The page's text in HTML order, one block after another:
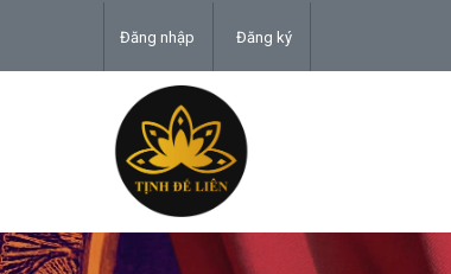
Đăng nhập Đăng ký